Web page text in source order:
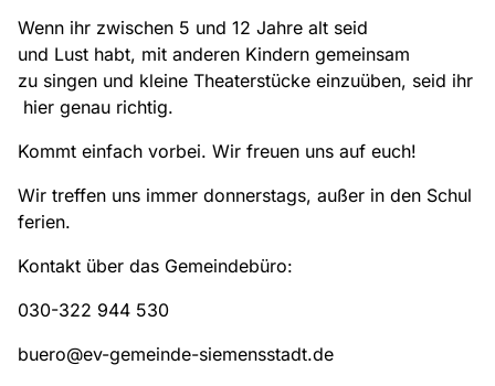
Wenn ihr zwischen 5 und 12 Jahre alt seid
und Lust habt, mit anderen Kindern gemeinsam
zu singen und kleine Theaterstücke einzuüben, seid ihr
hier genau richtig.
Kommt einfach vorbei. Wir freuen uns auf euch!
Wir treffen uns immer donnerstags, außer in den Schul
ferien.
Kontakt über das Gemeindebüro:
030-322 944 530
buero@ev-gemeinde-siemensstadt.de